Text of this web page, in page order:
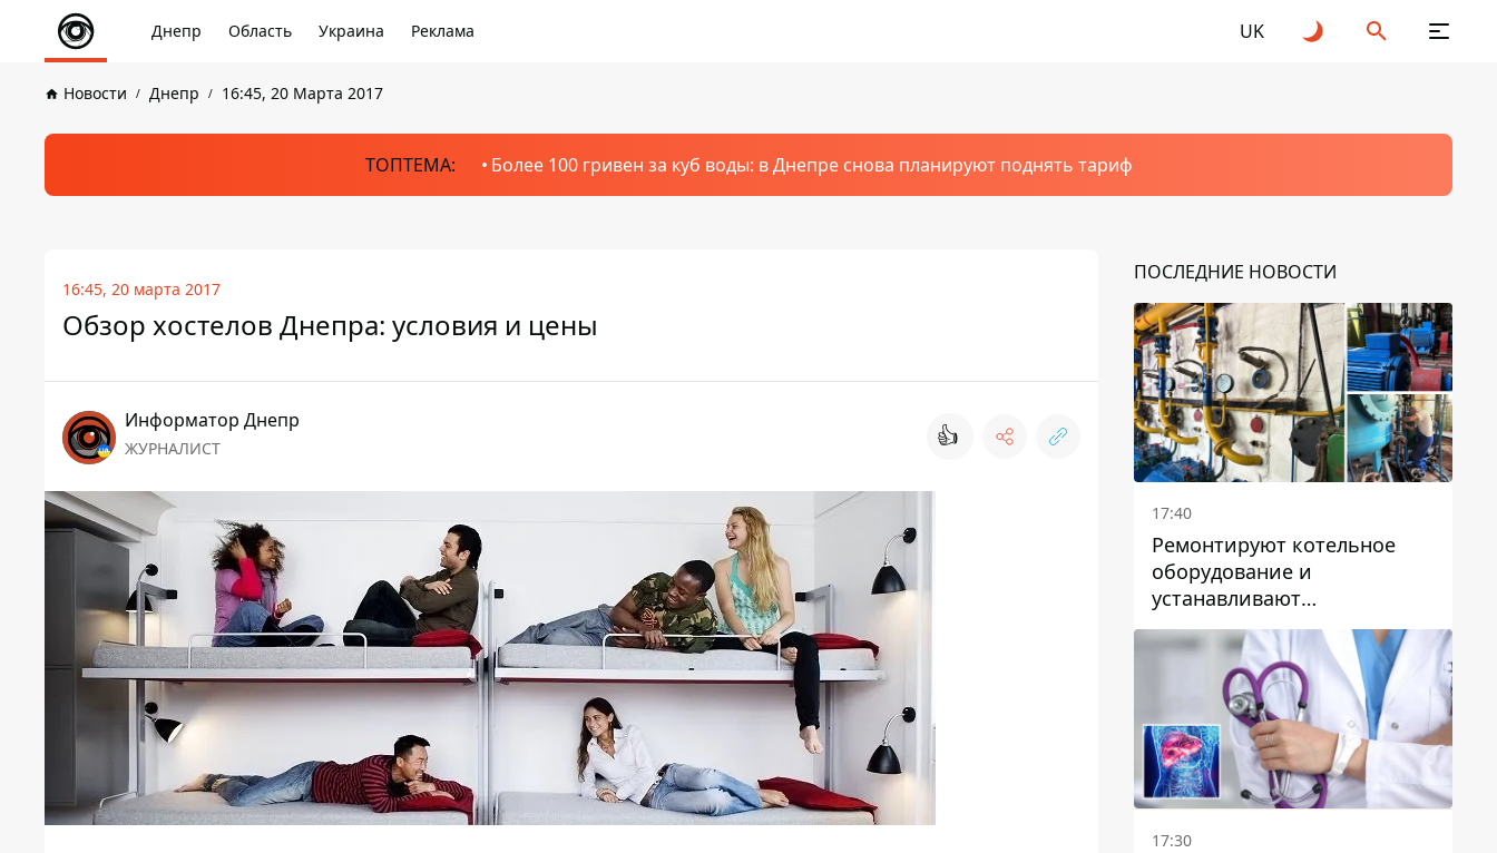
Днепр Область Украина Реклама UK
Новости Днепр 16:45, 20 Марта 2017
ТОПТЕМА: Более 100 гривен за куб воды: в Днепре снова планируют поднять тариф
16:45, 20 марта 2017
Обзор хостелов Днепра: условия и цены
Информатор Днепр
ЖУРНАЛИСТ 👍
ПОСЛЕДНИЕ НОВОСТИ
17:40
Ремонтируют котельное
оборудование и
устанавливают
генераторные установки:
как в Днепре готовятся к
отопительному сезону
17:30